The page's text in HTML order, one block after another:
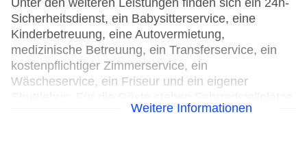
Unter den weiteren Leistungen finden sich ein 24h-
Sicherheitsdienst, ein Babysitterservice, eine
Kinderbetreuung, eine Autovermietung,
medizinische Betreuung, ein Transferservice, ein
kostenpflichtiger Zimmerservice, ein
Wäscheservice, ein Friseur und ein eigener
bereit, außerdem gibt es einen Fahrradverleih.
Weitere Informationen